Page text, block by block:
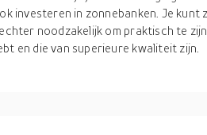
investeren in zonnebanken. Je
noodzakelijk om praktisch te
en die van superieure kwaliteit zijn.